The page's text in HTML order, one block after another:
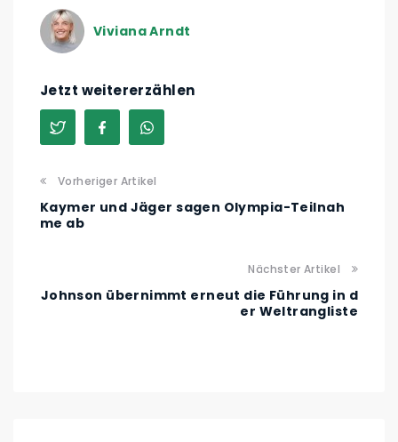
Viviana Arndt
Jetzt weitererzählen
Vorheriger Artikel
Kaymer und Jäger sagen Olympia-Teilnah
me ab
Nächster Artikel
Johnson übernimmt erneut die Führung in d
er Weltrangliste